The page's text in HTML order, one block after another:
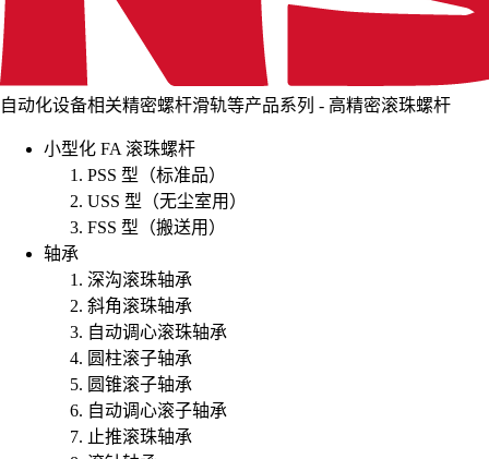
自动化设备相关精密螺杆滑轨等产品系列 - 高精密滚珠螺杆
小型化 FA 滚珠螺杆
PSS 型（标准品）
USS 型（无尘室用）
FSS 型（搬送用）
轴承
深沟滚珠轴承
斜角滚珠轴承
自动调心滚珠轴承
圆柱滚子轴承
圆锥滚子轴承
自动调心滚子轴承
止推滚珠轴承